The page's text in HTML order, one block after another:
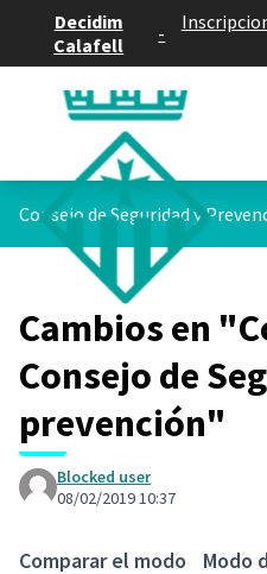
Decidim
Calafell
-
Consejo de Seguridad y
Cambios en
Consejo de
prevención"
Blocked user
08/02/2019 10:37
Comparar el modo
Modo